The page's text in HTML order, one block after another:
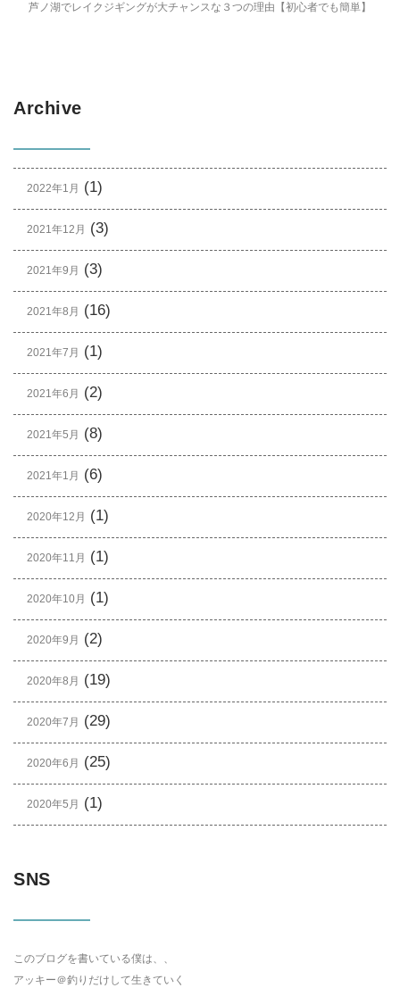
芦ノ湖でレイクジギングが大チャンスな３つの理由【初心者でも簡単】
Archive
2022年1月 (1)
2021年12月 (3)
2021年9月 (3)
2021年8月 (16)
2021年7月 (1)
2021年6月 (2)
2021年5月 (8)
2021年1月 (6)
2020年12月 (1)
2020年11月 (1)
2020年10月 (1)
2020年9月 (2)
2020年8月 (19)
2020年7月 (29)
2020年6月 (25)
2020年5月 (1)
SNS
このブログを書いている僕は、、
アッキー＠釣りだけして生きていく